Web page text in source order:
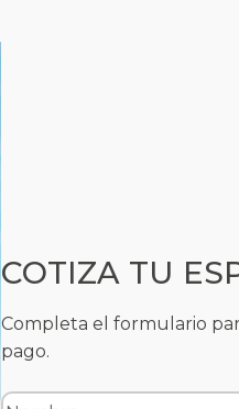
COTIZA TU
Completa el formulario
pago.